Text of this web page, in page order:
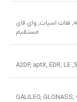
, هات اسپات, وای فای
مستقیم
,
A2DP, aptX, EDR, LE
GALILEO, GLONASS,